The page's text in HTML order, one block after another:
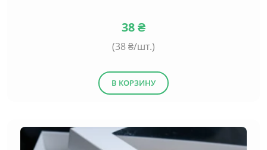
38₴
(38₴/шт.)
В КОРЗИНУ